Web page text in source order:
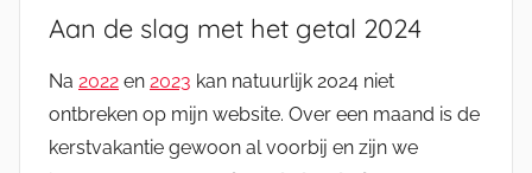
Aan de slag met het getal 2024
Na 2022 en 2023 kan natuurlijk 2024 niet
ontbreken op mijn website. Over een maand is de
kerstvakantie gewoon al voorbij en zijn we